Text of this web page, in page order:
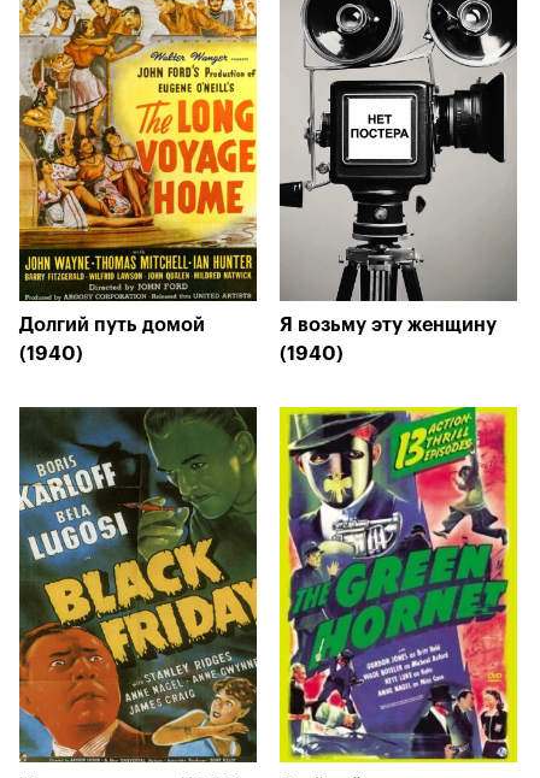
Долгий путь домой
(1940)
Я возьму эту женщину
(1940)